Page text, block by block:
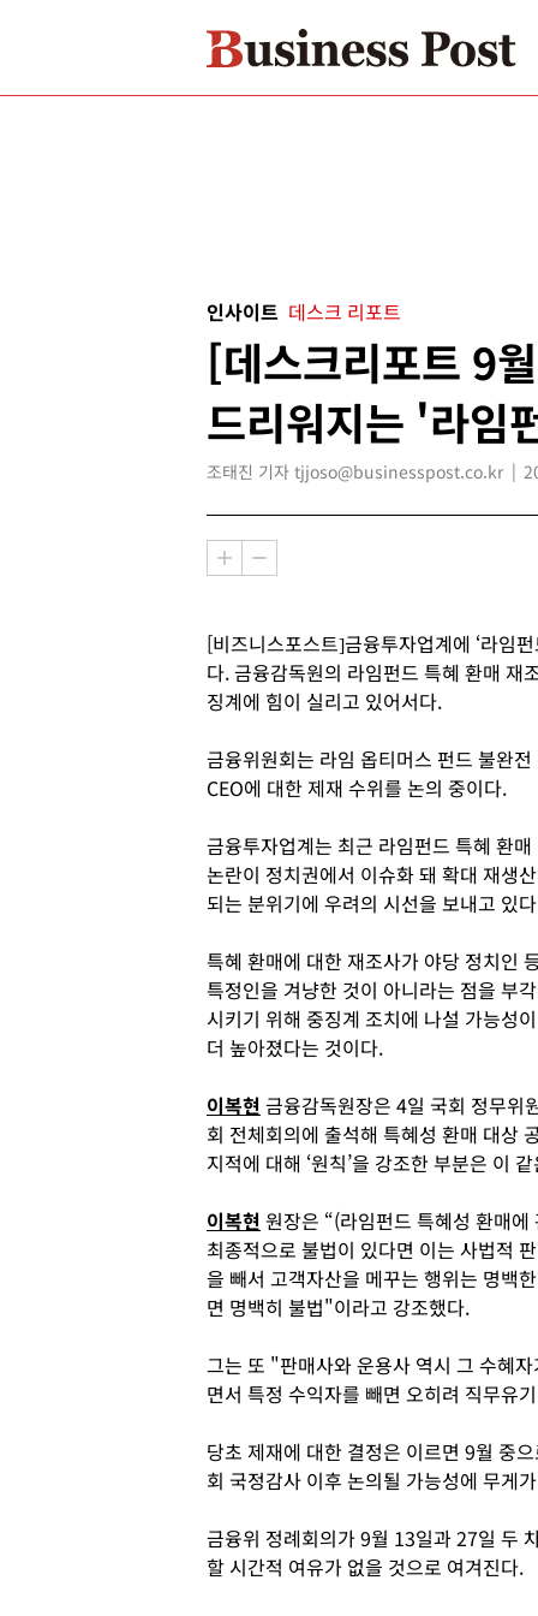
인사이트 데스크 리포트
[데스크리포트 9
드리워지는 '라임
조태진 기자 tjjoso@businesspost.co.kr
[비즈니스포스트]금융투자업계에 ‘라임
다. 금융감독원의 라임펀드 특혜 환매 재
징계에 힘이 실리고 있어서다.
금융위원회는 라임 옵티머스 펀드 불완
CEO에 대한 제재 수위를 논의 중이다.
금융투자업계는 최근 라임펀드 특혜 환매
논란이 정치권에서 이슈화 돼 확대 재생산
되는 분위기에 우려의 시선을 보내고 있
특혜 환매에 대한 재조사가 야당 정치인
특정인을 겨냥한 것이 아니라는 점을 부각
시키기 위해 중징계 조치에 나설 가능성이
더 높아졌다는 것이다.
이복현 금융감독원장은 4일 국회 정무위
회 전체회의에 출석해 특혜성 환매 대상
지적에 대해 ‘원칙’을 강조한 부분은 이
이복현 원장은 “(라임펀드 특혜성 환매
최종적으로 불법이 있다면 이는 사법적
을 빼서 고객자산을 메꾸는 행위는 명백
면 명백히 불법"이라고 강조했다.
그는 또 "판매사와 운용사 역시 그 수혜
면서 특정 수익자를 빼면 오히려 직무유
당초 제재에 대한 결정은 이르면 9월 중
회 국정감사 이후 논의될 가능성에 무게
금융위 정례회의가 9월 13일과 27일 두
할 시간적 여유가 없을 것으로 여겨진다.